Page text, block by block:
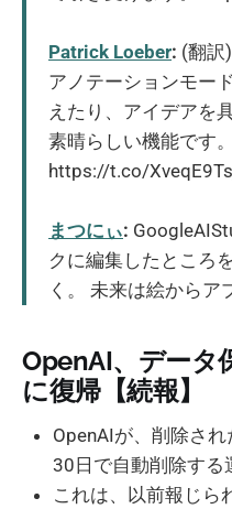
Patrick Loeber: (翻訳
アノテーションモー
えたり、アイデアを
素晴らしい機能です
https://t.co/
まつにぃ:
クに編集したところ
く。 未来は絵からア
OpenAI、データ
に復帰【続報】
OpenAIが、削除さ
30日で自動削除する
これは、以前報じら